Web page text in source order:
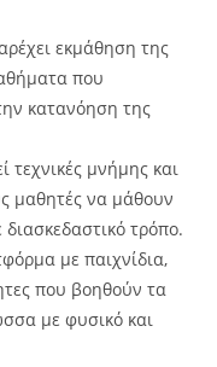
εκμάθηση της
που
κατανόηση της
τεχνικές μνήμης και
μαθητές να μάθουν
διασκεδαστικό τρόπο.
με παιχνίδια,
που βοηθούν τα
με φυσικό και